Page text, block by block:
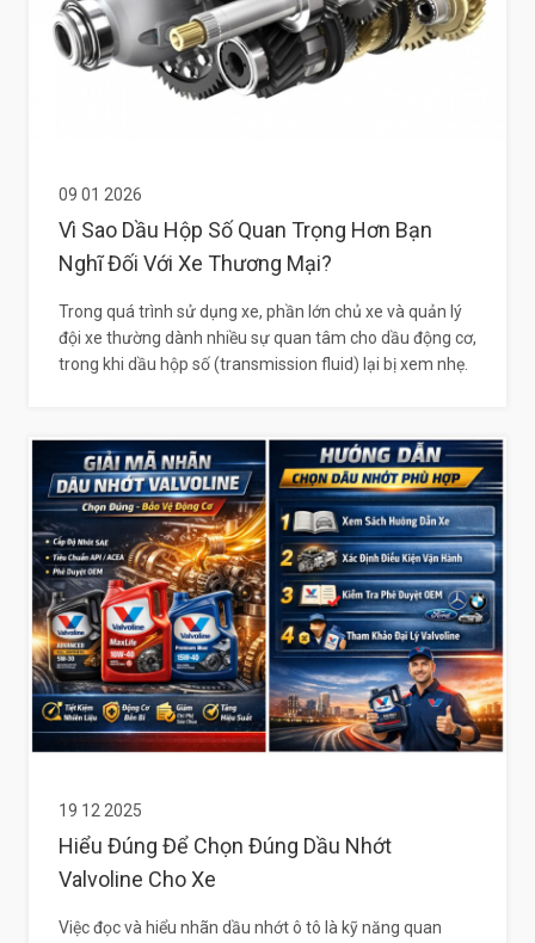
09 01 2026
Vì Sao Dầu Hộp Số Quan Trọng Hơn Bạn
Nghĩ Đối Với Xe Thương Mại?
Trong quá trình sử dụng xe, phần lớn chủ xe và quản lý
đội xe thường dành nhiều sự quan tâm cho dầu động cơ,
trong khi dầu hộp số (transmission fluid) lại bị xem nhẹ.
19 12 2025
Hiểu Đúng Để Chọn Đúng Dầu Nhớt
Valvoline Cho Xe
Việc đọc và hiểu nhãn dầu nhớt ô tô là kỹ năng quan